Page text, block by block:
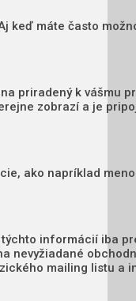
keď máte často
priradený k vášmu
zobrazí a je
ako napríklad
týchto informácií iba
nevyžiadané
mailing listu a